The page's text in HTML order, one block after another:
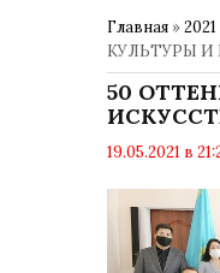
Главная »2021
КУЛЬТУРЫ И
50
19.05.2021 в